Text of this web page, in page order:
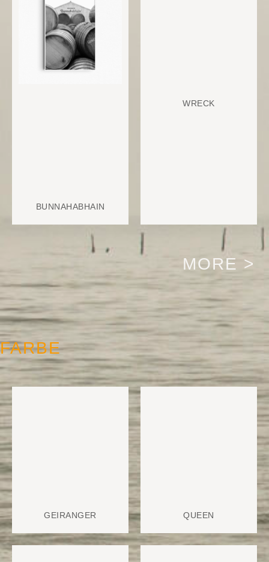
BUNNAHABHAIN
WRECK
MORE >
FARBE
GEIRANGER QUEEN